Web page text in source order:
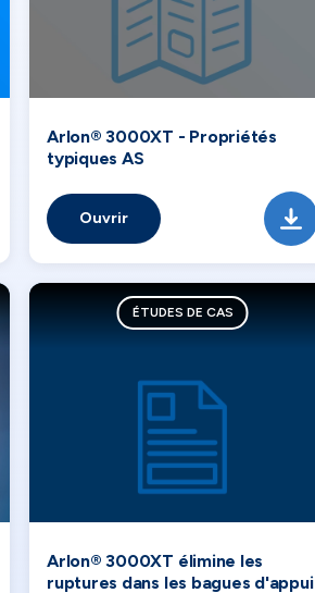
Arlon® 3000XT - Propriétés
typiques AS
Ouvrir
ÉTUDES DE CAS
Arlon® 3000XT élimine les
ruptures dans les bagues d'appui